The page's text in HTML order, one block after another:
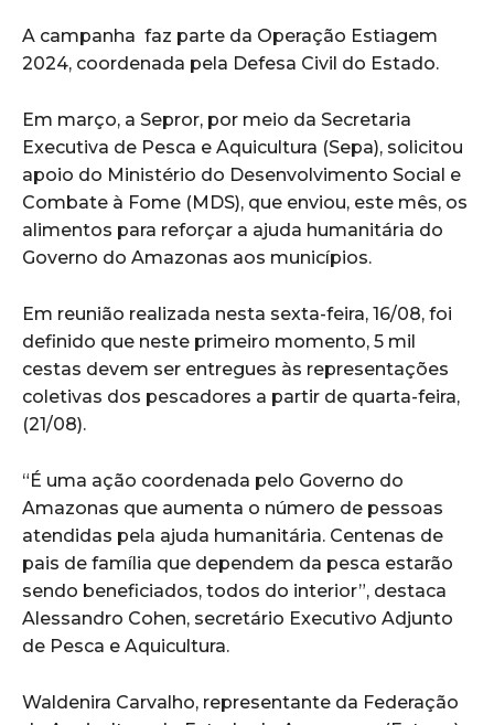
A campanha faz parte da Operação Estiagem
2024, coordenada pela Defesa Civil do Estado.
Em março, a Sepror, por meio da Secretaria
Executiva de Pesca e Aquicultura (Sepa), solicitou
apoio do Ministério do Desenvolvimento Social e
Combate à Fome (MDS), que enviou, este mês, os
alimentos para reforçar a ajuda humanitária do
Governo do Amazonas aos municípios.
Em reunião realizada nesta sexta-feira, 16/08, foi
definido que neste primeiro momento, 5 mil
cestas devem ser entregues às representações
coletivas dos pescadores a partir de quarta-feira,
(21/08).
“É uma ação coordenada pelo Governo do
Amazonas que aumenta o número de pessoas
atendidas pela ajuda humanitária. Centenas de
pais de família que dependem da pesca estarão
sendo beneficiados, todos do interior”, destaca
Alessandro Cohen, secretário Executivo Adjunto
de Pesca e Aquicultura.
Waldenira Carvalho, representante da Federação